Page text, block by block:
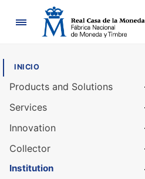
Navigation
INICIO
Products and Solutions
Services
Innovation
Collector
Institution